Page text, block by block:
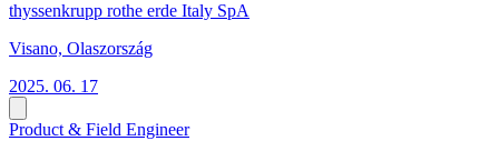
thyssenkrupp rothe erde Italy SpA
Visano, Olaszország
2025. 06. 17
Product & Field Engineer